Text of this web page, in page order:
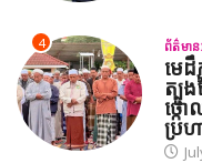
4 ព័ត៌មាន
មេ
ត្បូ
ថ្ក
ប្រហ